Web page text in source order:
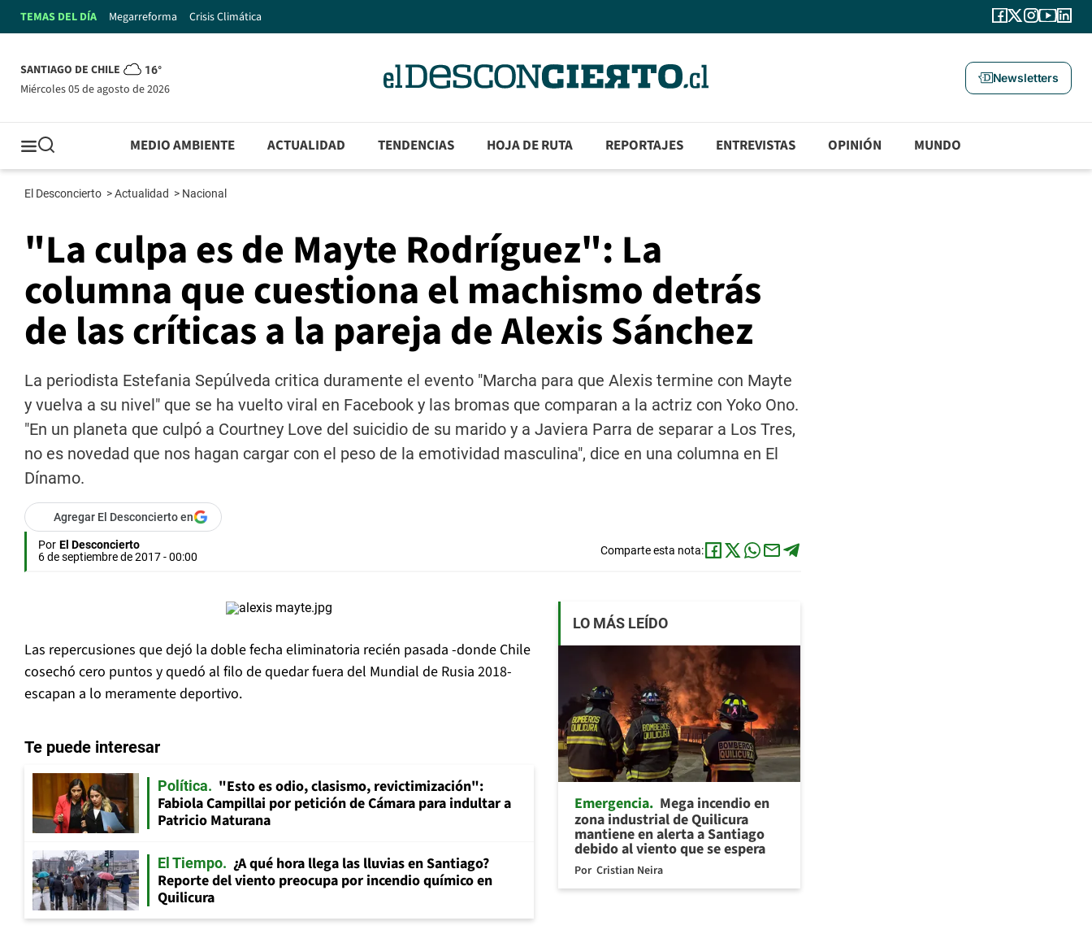
TEMAS DEL DÍA Megarreforma Crisis Climática
SANTIAGO DE CHILE 16°
miércoles 05 de agosto de 2026
Newsletters
MEDIO AMBIENTE ACTUALIDAD TENDENCIAS HOJA DE RUTA REPORTAJES ENTREVISTAS OPINIÓN MUNDO
El Desconcierto >Actualidad > Nacional
"La culpa es de Mayte Rodríguez": La
columna que cuestiona el machismo detrás
de las críticas a la pareja de Alexis Sánchez
La periodista Estefania Sepúlveda critica duramente el evento "Marcha para que Alexis termine con Mayte
y vuelva a su nivel" que se ha vuelto viral en Facebook y las bromas que comparan a la actriz con Yoko Ono.
"En un planeta que culpó a Courtney Love del suicidio de su marido y a Javiera Parra de separar a Los Tres,
no es novedad que nos hagan cargar con el peso de la emotividad masculina", dice en una columna en El
Dínamo.
Agregar El Desconcierto en
Por El Desconcierto
6 de septiembre de 2017 - 00:00
Comparte esta nota:
Las repercusiones que dejó la doble fecha eliminatoria recién pasada -donde Chile
cosechó cero puntos y quedó al filo de quedar fuera del Mundial de Rusia 2018-
escapan a lo meramente deportivo.
Te puede interesar
Política
"Esto es odio, clasismo, revictimización":
Fabiola Campillai por petición de Cámara para indultar a
Patricio Maturana
El Tiempo
¿A qué hora llega las lluvias en Santiago?
Reporte del viento preocupa por incendio químico en
Quilicura
LO MÁS LEÍDO
Emergencia Mega incendio en
zona industrial de Quilicura
mantiene en alerta a Santiago
debido al viento que se espera
Por Cristian Neira